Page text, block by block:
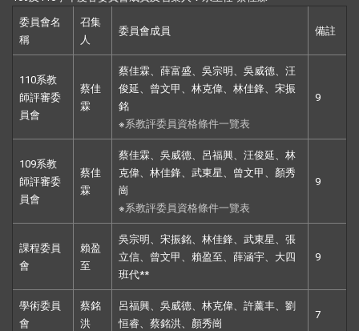
委員會名
稱
召集
人
委員會成員 備註
110系教
師評審委
員會
蔡佳
霖
蔡佳霖、薛富盛、吳宗明 、吳威德、 汪
俊延、曾文甲 、林克偉、林佳鋒、宋振
銘
※系教評委員資格條件一覽表
9
109系教
師評審委
員會
蔡佳
霖
蔡佳霖、吳威德、呂福興、汪俊延、林
克偉、林佳鋒、武東星、曾文甲、顏秀
崗
※系教評委員資格條件一覽表
9
課程委員
會
賴盈
至
吳宗明、宋振銘、林佳鋒、武東星、張
立信、曾文甲、賴盈至、薛涵宇、大四
班代**
9
學術委員
會
蔡銘
洪
呂福興、吳威德、林克偉、許薰丰、劉
恒睿、蔡銘洪、顏秀崗
7